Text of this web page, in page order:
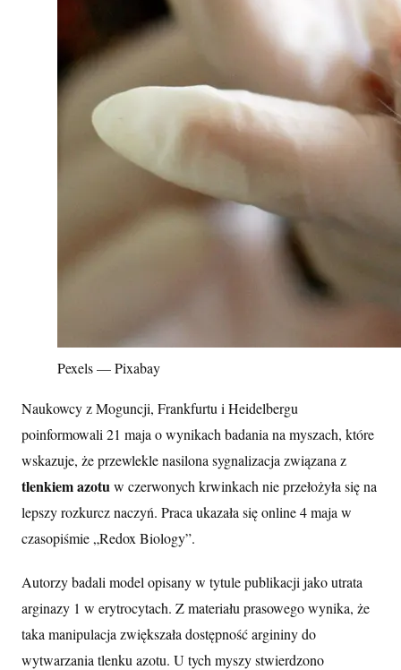
Pexels — Pixabay
Naukowcy z Moguncji, Frankfurtu i Heidelbergu
poinformowali 21 maja o wynikach badania na myszach, które
wskazuje, że przewlekle nasilona sygnalizacja związana z
tlenkiem azotuw czerwonych krwinkach nie przełożyła się na
lepszy rozkurcz naczyń. Praca ukazała się online 4 maja w
czasopiśmie „Redox Biology”.
Autorzy badali model opisany w tytule publikacji jako utrata
arginazy 1 w erytrocytach. Z materiału prasowego wynika, że
taka manipulacja zwiększała dostępność argininy do
wytwarzania tlenku azotu. U tych myszy stwierdzono